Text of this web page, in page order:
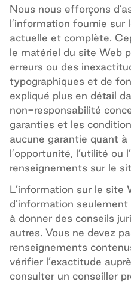
Nous nous efforçons
l’information fournie
actuelle et complète.
le matériel du site Web
erreurs ou des
typographiques et de
expliqué plus en détail
non-responsabilité
garanties et les
aucune garantie quant à
l’opportunité, l’utilité ou
renseignements sur le
L’information sur le site
d’information
à donner des conseils
autres. Vous ne devez
renseignements
vérifier l’exactitude
consulter un conseiller